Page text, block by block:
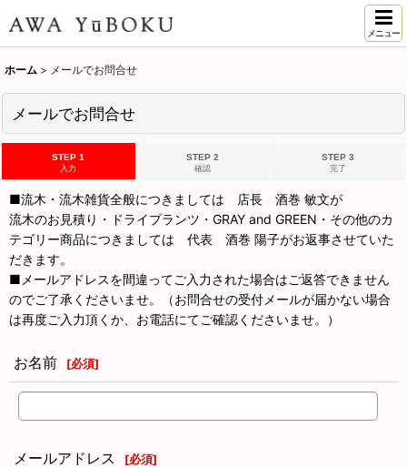
メニュー
ホーム > メールでお問合せ
メールでお問合せ
STEP 1
入力
STEP 2
確認
STEP 3
完了
■流木・流木雑貨全般につきましては 店長 酒巻 敏文が
流木のお見積り・ドライプランツ・GRAY and GREEN・その他のカ
テゴリー商品につきましては 代表 酒巻 陽子がお返事させていた
だきます。
■メールアドレスを間違ってご入力された場合はご返答できません
のでご了承くださいませ。（お問合せの受付メールが届かない場合
は再度ご入力頂くか、お電話にてご確認くださいませ。）
お名前 [必須]
メールアドレス [必須]